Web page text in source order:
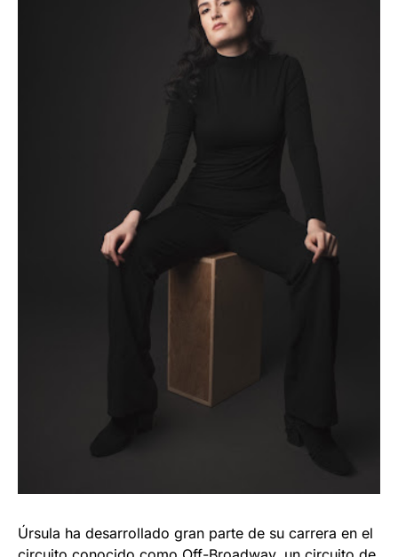
Úrsula ha desarrollado gran parte de su carrera en el